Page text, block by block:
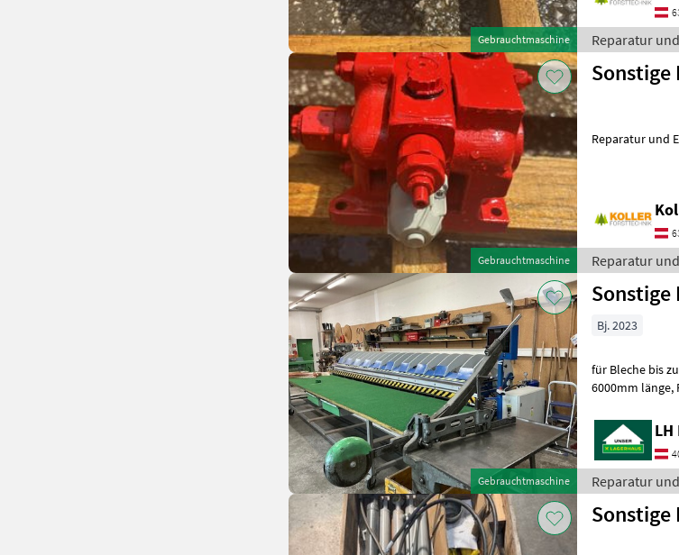
Gebrauchtmaschine Reparatur
Gebrauchtmaschine
Reparatur und
Reparatur
Gebrauchtmaschine
Sonstige
Bj. 2023
für Bleche bis zu 2mm
Reparatur